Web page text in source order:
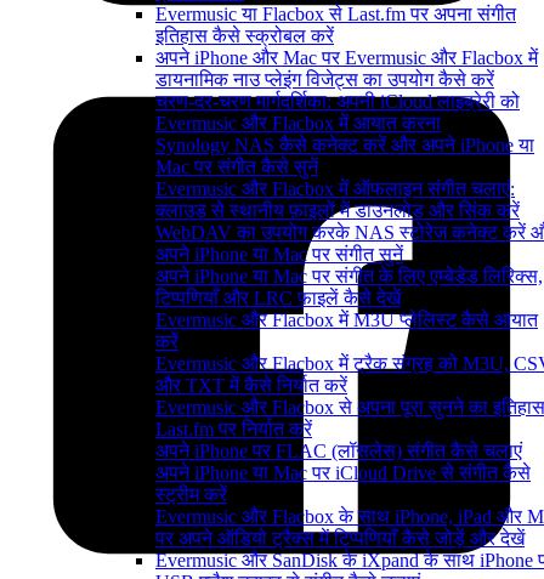
Evermusic या Flacbox से Last.fm पर अपना संगीत
इतिहास कैसे स्क्रोबल करें
अपने iPhone और Mac पर Evermusic और Flacbox में
डायनामिक नाउ प्लेइंग विजेट्स का उपयोग कैसे करें
चरण-दर-चरण मार्गदर्शिका: अपनी iCloud लाइब्रेरी को
Evermusic और Flacbox में आयात करना
Synology NAS कैसे कनेक्ट करें और अपने iPhone या
Mac पर संगीत कैसे सुनें
Evermusic और Flacbox में ऑफलाइन संगीत चलाएं:
क्लाउड से स्थानीय फ़ाइलों में डाउनलोड और सिंक करें
WebDAV का उपयोग करके NAS स्टोरेज कनेक्ट करें
अपने iPhone या Mac पर संगीत सुनें
अपने iPhone या Mac पर संगीत के लिए एम्बेडेड लिरिक्स,
टिप्पणियाँ और LRC फ़ाइलें कैसे देखें
Evermusic और Flacbox में M3U प्लेलिस्ट कैसे आयात
करें
Evermusic और Flacbox में ट्रैक संग्रह को M3U,
और TXT में कैसे निर्यात करें
Evermusic और Flacbox से अपना पूरा सुनने का इतिहास
Last.fm पर निर्यात करें
अपने iPhone पर FLAC (लॉसलेस) संगीत कैसे चलाएं
अपने iPhone या Mac पर iCloud Drive से संगीत कैसे
स्ट्रीम करें
Evermusic और Flacbox के साथ iPhone, iPad और
पर अपने ऑडियो ट्रैक्स में टिप्पणियाँ कैसे जोड़ें और देखें
Evermusic और SanDisk के iXpand के साथ iPhone